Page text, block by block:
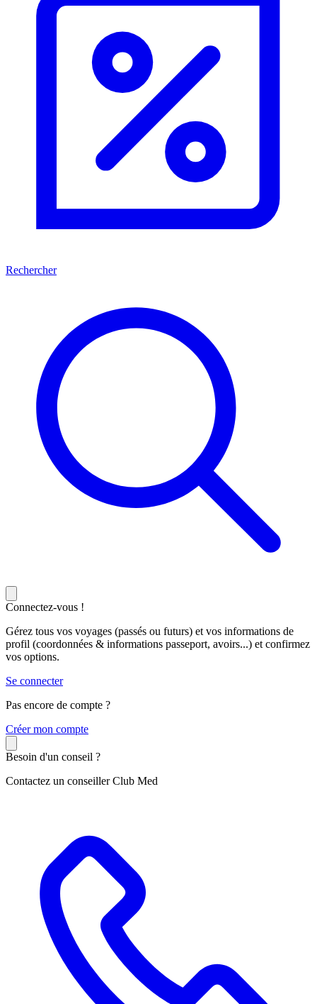
Rechercher
Connectez-vous !
Gérez tous vos voyages (passés ou futurs) et vos informations de
profil (coordonnées & informations passeport, avoirs...) et confirmez
vos options.
Se connecter
Pas encore de compte ?
Créer mon compte
Besoin d'un conseil ?
Contactez un conseiller Club Med